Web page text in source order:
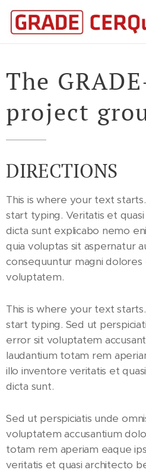
The
project
DIRECTIONS
This is where your text
start typing. Veritatis et
dicta sunt explicabo nemo
quia voluptas sit aspernatur
consequuntur magni dolores
voluptatem.
This is where your text
start typing. Sed ut
error sit voluptatem
laudantium totam rem
illo inventore veritatis et
dicta sunt.
Sed ut perspiciatis unde
voluptatem accusantium
totam rem aperiam eaque
veritatis et quasi architecto